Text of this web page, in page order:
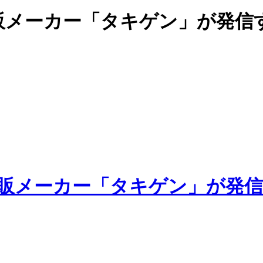
ーカー「タキゲン」が発